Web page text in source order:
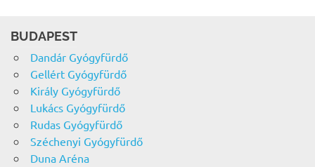
BUDAPEST
Dandár Gyógyfürdő
Gellért Gyógyfürdő
Király Gyógyfürdő
Lukács Gyógyfürdő
Rudas Gyógyfürdő
Széchenyi Gyógyfürdő
Duna Aréna